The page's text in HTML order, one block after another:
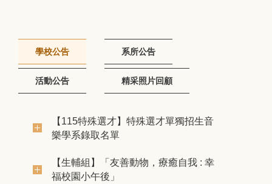
學校公告 系所公告
活動公告 精采照片回顧
【115特殊選才】特殊選才單獨招生音
樂學系錄取名單
【生輔組】「友善動物，療癒自我 : 幸
福校園小午後」